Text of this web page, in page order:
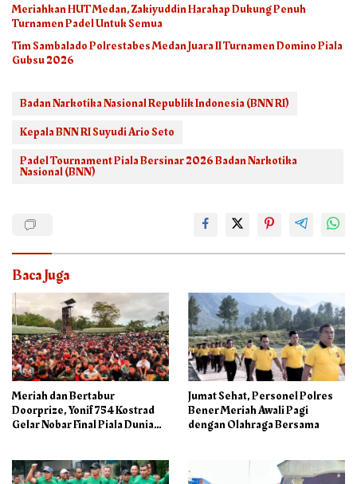
Meriahkan HUT Medan, Zakiyuddin Harahap Dukung Penuh
Turnamen Padel Untuk Semua
Tim Sambalado Polrestabes Medan Juara II Turnamen Domino Piala
Gubsu 2026
Badan Narkotika Nasional Republik Indonesia (BNN RI)
Kepala BNN RI Suyudi Ario Seto
Padel Tournament Piala Bersinar 2026 Badan Narkotika
Nasional (BNN)
Baca Juga
Meriah dan Bertabur
Doorprize, Yonif 754 Kostrad
Gelar Nobar Final Piala Dunia
Jumat Sehat, Personel Polres
Bener Meriah Awali Pagi
dengan Olahraga Bersama